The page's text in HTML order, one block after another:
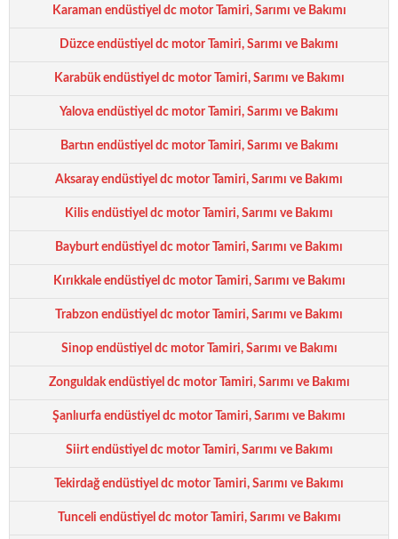
Karaman endüstiyel dc motor Tamiri, Sarımı ve Bakımı
Düzce endüstiyel dc motor Tamiri, Sarımı ve Bakımı
Karabük endüstiyel dc motor Tamiri, Sarımı ve Bakımı
Yalova endüstiyel dc motor Tamiri, Sarımı ve Bakımı
Bartın endüstiyel dc motor Tamiri, Sarımı ve Bakımı
Aksaray endüstiyel dc motor Tamiri, Sarımı ve Bakımı
Kilis endüstiyel dc motor Tamiri, Sarımı ve Bakımı
Bayburt endüstiyel dc motor Tamiri, Sarımı ve Bakımı
Kırıkkale endüstiyel dc motor Tamiri, Sarımı ve Bakımı
Trabzon endüstiyel dc motor Tamiri, Sarımı ve Bakımı
Sinop endüstiyel dc motor Tamiri, Sarımı ve Bakımı
Zonguldak endüstiyel dc motor Tamiri, Sarımı ve Bakımı
Şanlıurfa endüstiyel dc motor Tamiri, Sarımı ve Bakımı
Siirt endüstiyel dc motor Tamiri, Sarımı ve Bakımı
Tekirdağ endüstiyel dc motor Tamiri, Sarımı ve Bakımı
Tunceli endüstiyel dc motor Tamiri, Sarımı ve Bakımı